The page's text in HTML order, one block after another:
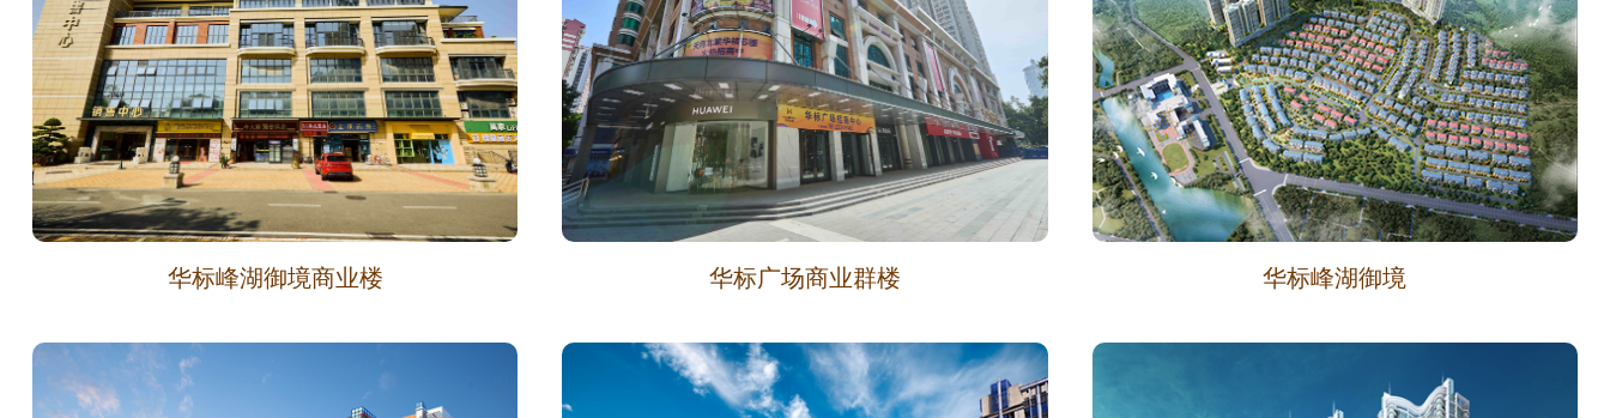
华标峰湖御境商业楼 华标广场商业群楼 华标峰湖御境